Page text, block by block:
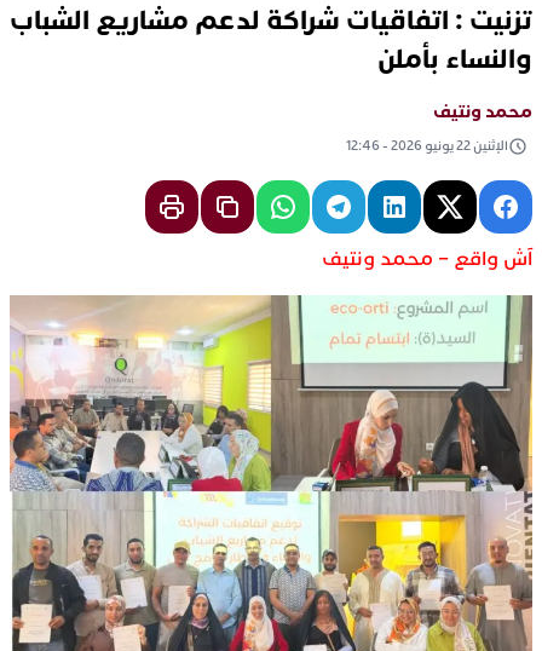
تزنيت : اتفاقيات شراكة لدعم مشاريع الشباب
والنساء بأملن
محمد ونتيف
الإثنين 22 يونيو 2026 - 12:46
آش واقع – محمد ونتيف